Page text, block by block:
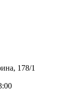
178/1